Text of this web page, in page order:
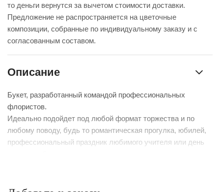
то деньги вернутся за вычетом стоимости доставки.
Предложение не распространяется на цветочные
композиции, собранные по индивидуальному заказу и с
согласованным составом.
Описание
Букет, разработанный командой профессиональных
флористов.
Идеально подойдет под любой формат торжества и по
любому поводу, будь то романтическая прогулка, юбилей,
профессиональный праздник любимого учителя или день
букета. Наши цветы могут отличаться от указанных на